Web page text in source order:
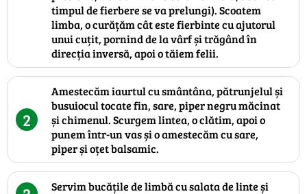
timpul de fierbere se va prelungi). Scoatem
limba, o curățăm cât este fierbinte cu ajutorul
unui cuțit, pornind de la vârf și trăgând în
direcția inversă, apoi o tăiem felii.
2
Amestecăm iaurtul cu smântâna, pătrunjelul și
busuiocul tocate fin, sare, piper negru măcinat
și chimenul. Scurgem lintea, o clătim, apoi o
punem într-un vas și o amestecăm cu sare,
piper și oțet balsamic.
Servim bucățile de limbă cu salata de linte și